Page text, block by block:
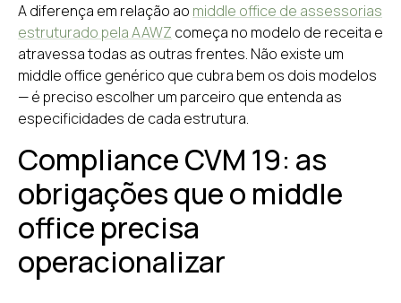
A diferença em relação ao middle office de assessorias
estruturado pela AAWZ começa no modelo de receita e
atravessa todas as outras frentes. Não existe um
middle office genérico que cubra bem os dois modelos
— é preciso escolher um parceiro que entenda as
especificidades de cada estrutura.
Compliance CVM 19: as
obrigações que o middle
office precisa
operacionalizar